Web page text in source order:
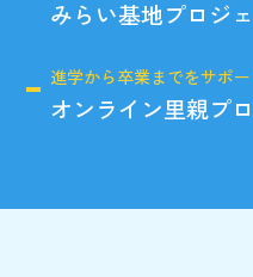
みらい基地プロジ
進学から卒業までをサポー
オンライン里親プ